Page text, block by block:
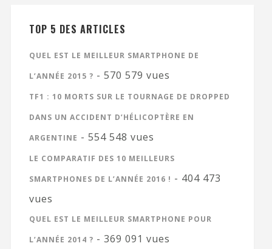
TOP 5 DES ARTICLES
QUEL EST LE MEILLEUR SMARTPHONE DE
L’ANNÉE 2015 ? - 570 579 vues
TF1 : 10 MORTS SUR LE TOURNAGE DE DROPPED
DANS UN ACCIDENT D’HÉLICOPTÈRE EN
ARGENTINE - 554 548 vues
LE COMPARATIF DES 10 MEILLEURS
SMARTPHONES DE L’ANNÉE 2016 ! - 404 473
vues
QUEL EST LE MEILLEUR SMARTPHONE POUR
L’ANNÉE 2014 ? - 369 091 vues